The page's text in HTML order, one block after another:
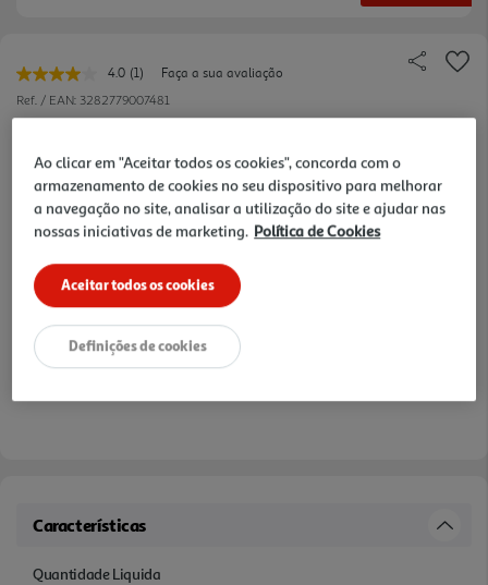
4.0 Leu
uma
avaliação.
para
a
mesma
página.
(1)
Faça a sua avaliação
Ref. / EAN: 3282779007481
13,50 €
Notas de preparação
Características
Quantidade Liquida
Ao clicar em "Aceitar todos os cookies", concorda com o
armazenamento de cookies no seu dispositivo para melhorar
a navegação no site, analisar a utilização do site e ajudar nas
nossas iniciativas de marketing. Política de Cookies
Aceitar todos os cookies
Definições de cookies